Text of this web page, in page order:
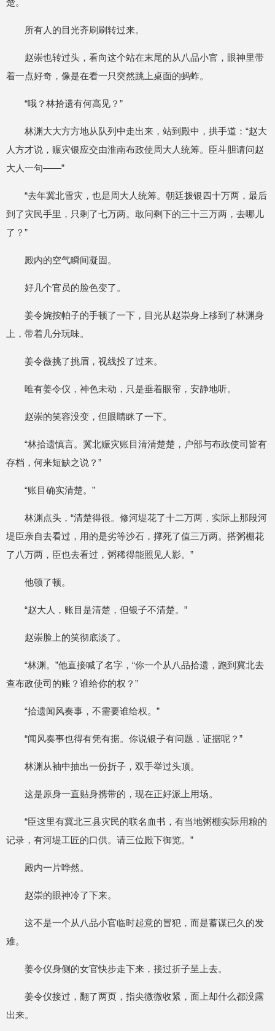
楚。
所有人的目光齐刷刷转过来。
赵崇也转过头，看向这个站在末尾的从八品小官，眼神里带
着一点好奇，像是在看一只突然跳上桌面的蚂蚱。
“哦？林拾遗有何高见？”
林渊大大方方地从队列中走出来，站到殿中，拱手道：“赵大
人方才说，赈灾银应交由淮南布政使周大人统筹。臣斗胆请问赵
大人一句——”
“去年冀北雪灾，也是周大人统筹。朝廷拨银四十万两，最后
到了灾民手里，只剩了七万两。敢问剩下的三十三万两，去哪儿
了？”
殿内的空气瞬间凝固。
好几个官员的脸色变了。
姜令婉按帕子的手顿了一下，目光从赵崇身上移到了林渊身
上，带着几分玩味。
姜令薇挑了挑眉，视线投了过来。
唯有姜令仪，神色未动，只是垂着眼帘，安静地听。
赵崇的笑容没变，但眼睛眯了一下。
“林拾遗慎言。冀北赈灾账目清清楚楚，户部与布政使司皆有
存档，何来短缺之说？”
“账目确实清楚。”
林渊点头，“清楚得很。修河堤花了十二万两，实际上那段河
堤臣亲自去看过，用的是劣等沙石，撑死了值三万两。搭粥棚花
了八万两，臣也去看过，粥稀得能照见人影。”
他顿了顿。
“赵大人，账目是清楚，但银子不清楚。”
赵崇脸上的笑彻底淡了。
“林渊。”他直接喊了名字，“你一个从八品拾遗，跑到冀北去
查布政使司的账？谁给你的权？”
“拾遗闻风奏事，不需要谁给权。”
“闻风奏事也得有凭有据。你说银子有问题，证据呢？”
林渊从袖中抽出一份折子，双手举过头顶。
这是原身一直贴身携带的，现在正好派上用场。
“臣这里有冀北三县灾民的联名血书，有当地粥棚实际用粮的
记录，有河堤工匠的口供。请三位殿下御览。”
殿内一片哗然。
赵崇的眼神冷了下来。
这不是一个从八品小官临时起意的冒犯，而是蓄谋已久的发
难。
姜令仪身侧的女官快步走下来，接过折子呈上去。
姜令仪接过，翻了两页，指尖微微收紧，面上却什么都没露
出来。